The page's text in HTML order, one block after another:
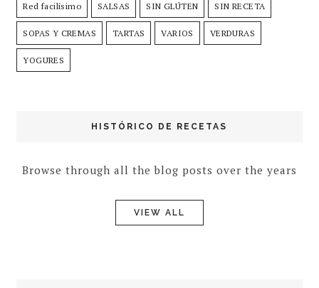
Red facilísimo SALSAS SIN GLÚTEN SIN RECETA
SOPAS Y CREMAS TARTAS VARIOS VERDURAS
YOGURES
HISTÓRICO DE RECETAS
Browse through all the blog posts over the years
VIEW ALL